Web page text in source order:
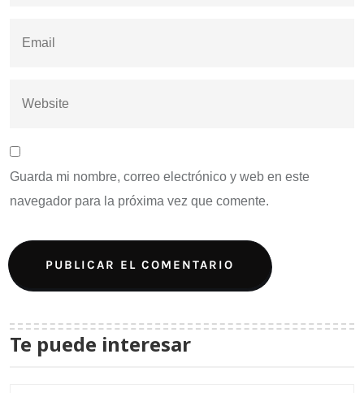
Guarda mi nombre, correo electrónico y web en este
navegador para la próxima vez que comente.
Te puede interesar